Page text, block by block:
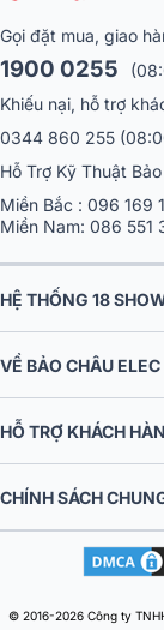
Gọi đặt mua, giao
1900 0255
Khiếu nại, hỗ trợ
0344 860 255
Hỗ Trợ Kỹ Thuật
Miền Bắc : 096 169
Miền Nam: 086 551
HỆ THỐNG 18
VỀ BẢO CHÂU ELEC
HỖ TRỢ KHÁCH
CHÍNH SÁCH
© 2016-2026 Công ty